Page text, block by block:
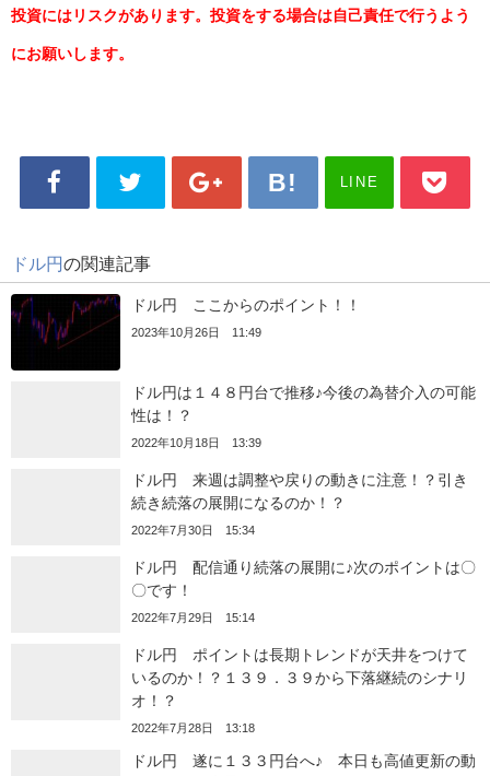
投資にはリスクがあります。投資をする場合は自己責任で行うよう
にお願いします。
LINE
ドル円の関連記事
ドル円 ここからのポイント！！
2023年10月26日 11:49
ドル円は１４８円台で推移♪今後の為替介入の可能
性は！？
2022年10月18日 13:39
ドル円 来週は調整や戻りの動きに注意！？引き
続き続落の展開になるのか！？
2022年7月30日 15:34
ドル円 配信通り続落の展開に♪次のポイントは〇
〇です！
2022年7月29日 15:14
ドル円 ポイントは長期トレンドが天井をつけて
いるのか！？１３９．３９から下落継続のシナリ
オ！？
2022年7月28日 13:18
ドル円 遂に１３３円台へ♪ 本日も高値更新の動